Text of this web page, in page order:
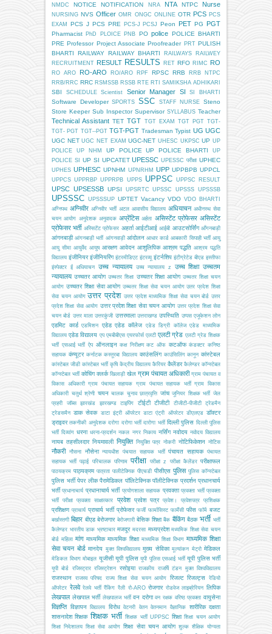
NMDC
NOTICE NOTIFICATION NRA NTA NTPC Nurse
NURSING NVS Officer OMR ONGC ONLINE OTR PCS PCS
EXAM
PCS J PCS PRE PCS-J PCSJ Peon PET PG PGT
Pharmacist PhD PLOICE PNB PO police
POLICE BHARTI
PRE Professor Project Associate Proofreader PRT PULISH
BHARTI
RAILWAY RAILWAY BHARTI RAILWAYS
RAILWEY
RECRUITMENT RESULT RESULTS RET RFO RIMC RO
RO ARO RO-ARO RO/ARO RPF RPSC RRB
RRB NTPC
RRB/RRC RRC RSMSSB RSSB RTE RTI SAMIKSHA ADHIKARI
SBI SCHEDULE Scientist Senior Manager SI SI BHARTI
Software Developer SPORTS SSC STAFF NURSE
Steno
Store Keeper Sub Inspector Supervisor SYLLABUS Teacher
Technical Assistant TET TGT TGT EXAM TGT PGT TGT-
TGT- PGT TGT--PGT TGT-PGT Tradesman Typist UG UGC
UGC NET UGC NET EXAM UGC-NET UHESC UKPSC UP UP
POLICE
UP NHM UP POLICE UP POLICE BHARTI
UP
POLICE SI
UP SI UPCATET UPESSC UPESSC परीक्षा UPHEC
UPHES UPHESC UPNHM UPNRHM UPP UPPBPB UPPCL
UPPCS UPPRBP UPPRPB UPPS UPPSC UPPSC RESULT
UPSC UPSESSB UPSI UPSRTC UPSSC UPSSS UPSSSB
UPSSSC UPSSSUP UPTET Vacancy VDO VDO BHARTI
अग्निपथ अग्निवीर अग्निवीर भर्ती अटल आवासीय विद्यालय अधियाचन अधीनस्थ सेवा
चयन आयोग अनुदेशक अनुवादक अप्रेंटिस अर्हता असिस्टेंट प्रोफेसर असिस्टेंट
प्रोफेसर भर्ती अस्सिटेंट प्रोफेसर अहर्ता आईटीआई आईबी आउटसोर्सिंग आँगनबाड़ी
आंगनबाड़ी आंगनबाड़ी भर्ती आंगनवाड़ी आंदोलन आधार कार्ड आबकारी सिपाही भर्ती आयु
आयु सीमा आयुर्वेद आयुष आरक्षण आवेदन आशुलिपिक आश्रम पद्धति आश्रम पद्धति
विद्यालय इंजीनियर इंजीनियरिंग इंटरमीडिएट इंटरव्यू इंटर्नशिप इंटीग्रेटेड बीएड इस्तीफा
इंस्पेक्टर ई अधियाचन उच्च न्यायालय उच्च न्यायालय z उच्च शिक्षा उच्चतम
न्यायालय उच्चतर आयोग उच्चतर शिक्षा उच्चतर शिक्षा आयोग उच्चतर शिक्षा चयन
आयोग उच्चतर शिक्षा सेवा आयोग उच्चतर शिक्षा सेवा चयन आयोग उतर प्रदेश शिक्षा
सेवा चयन आयोग उत्तर प्रदेश उत्तर प्रदेश माध्यमिक शिक्षा सेवा चयन बोर्ड उत्तर
प्रदेश शिक्षा सेवा आयोग उत्तर प्रदेश शिक्षा सेवा चयन आयोग उत्तर प्रदेश शिक्षा सेवा
चयन बोर्ड उत्तर माला उत्तरकुंजी उत्तरमाला उत्तराखण्ड उपस्थिति उप्पस एजूकेशन लोन
एडमिट कार्ड एडमिशन एडेड एडेड कॉलेज एडेड डिग्री कॉलेज एडेड माध्यमिक
विद्यालय एडेड विद्यालय एप एमबीबीएस एयरफोर्स एलटी एलटी ग्रेड एलटी ग्रेड शिक्षक
भर्ती एसआई भर्ती ऐप ऑनलाइन कक्ष निरीक्षण कट ऑफ कटऑफ कंडक्टर कनिष्ठ
सहायक कंप्यूटर कर्नाटक कस्तूरबा विद्यालय काउंसलिंग काउंसिलिंग कानून कांस्टेबल
कांस्टेबल जीडी कांस्टेबल भर्ती कृषि केंद्रीय विद्यालय कैरियर कैलेंडर कैलेण्डर कॉन्स्टेबल
कॉन्स्टेबल भर्ती कोचिंग क्लर्क खिलाड़ी खेल ग्राम पंचायत अधिकारी ग्राम पंचायत व
विकास अधिकारी ग्राम पंचायत सहायक ग्राम पंचायत सहायक भर्ती ग्राम विकास
अधिकारी चतुर्थ श्रेणी चयन चालक चुनाव छात्रवृत्ति जांच जूनियर शिक्षक भर्ती जेल
प्रहरी
जॉब्स झारखंड झारखण्ड टाइपिंग टीईटी टीजीटी टीजीटी-पीजीटी
ट्रेडमैन
ट्रेडसमैन डाक सेवक डाटा इंट्री ऑपरेटर डाटा एंट्री ऑपरेटर डीएलएड डॉक्टर
ड्राइवर तकनीकी अनुदेशक दरोगा दरोगा भर्ती दारोगा भर्ती दिल्ली पुलिस दिल्ली पुलिस
भर्ती दिव्यांग धरना धरना-प्रदर्शन नकल नगर निकाय नर्सिंग नवोदय नवोदय विद्यालय
नायब तहसीलदार नियमावली नियुक्ति नियुक्ति पत्र नोकरी नोटिफिकेशन नोटिस
नौकरी नौसना नौसेना न्यायधीश पंचयात सहायक भर्ती पंचायत सहायक पंचायत
सहायक भर्ती पढ़ाई परिचालक परिणाम परीक्षा परीक्षा z परीक्षा कैलेंडर परीक्षाफल
पाठयक्रम पाठ्यक्रम पात्रता पालीटेक्निक पीएचडी पीसीएस पुलिस पुलिस कॉन्स्टेबल
पुलिस भर्ती पेपर लीक पैरामेडिकल पॉलिटेक्निक पॉलीटेक्निक प्रदर्शन प्रधानचार्य
भर्ती प्रधानाचार्य प्रधानाचार्य भर्ती प्रयोगशाला सहायक प्रवक्ता प्रवक्ता भर्ती प्रवक्ता
भर्ती परीक्षा
प्रवक्ता साक्षात्कार प्रवेश प्रवेश पत्र प्रवेश। प्रवेशपत्र प्रशिक्षक
प्रशिक्षण प्राचार्य प्राचार्य भर्ती प्रोफेसर फर्जी फार्मासिस्ट फार्मेसी फीस फॉर्म बजट
बर्खास्तगी बिहार बीएड बेरोजगार बेरोजगारी बेसिक शिक्षा बैंक बैंकिंग बैठक भर्ती भर्ती
कैलेण्डर भारतीय डाक भ्रष्टाचार मजदूर मदरसा मध्यप्रदेश मध्यमिक शिक्षा सेवा चयन
बोर्ड महिला मांग माध्यमिक माध्यमिक शिक्षा माध्यमिक शिक्षा विभाग माध्यमिक शिक्षा
सेवा चयन बोर्ड मानदेय मुक्त विश्वविद्यालय मुख्य सेविका मूल्यांकन मेट्रो मेडिकल
मेडिकल विभाग मोबाइल यूजीसी यूपी पुलिस यूपी पुलिस एसआई भर्ती यूपी पुलिस भर्ती
यूपी बोर्ड रजिस्ट्रार रजिस्ट्रेशन रसोइया राजकीय राजर्षि टंडन मुक्त विश्वविद्यालय
राजस्थान राजस्व परिषद राज्य शिक्षा सेवा चयन आयोग रिजल्ट रिजल्ट्स
रेडियो
ऑपरेटर रेलवे रेलवे भर्ती रैंकिंग रैली रो-ARO रोजगार रोडवेज लाइब्रेरियन लिपिक
लेखपाल लेखपाल भर्ती लेखपालज भर्ती वन दरोगा वन रक्षक वरिष्ठ प्रवक्ता वायुसेना
विज्ञप्ति विज्ञापन विद्यालय विरोध वेटनरी वेतन वेतनमान वैज्ञानिक
शारीरिक दक्षता
शासनादेश शिक्षक शिक्षक भर्ती शिक्षक भर्ती UPPSC शिक्षा शिक्षा चयन आयोग
शिक्षा निदेशालय शिक्षा सेवा आयोग शिक्षा सेवा चयन आयोग शुल्क शैक्षिक योग्यता